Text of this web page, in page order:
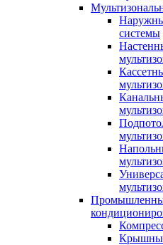
системы